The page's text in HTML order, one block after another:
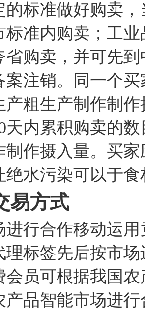
的标准做好购卖
标准内购卖；工
省购卖，并可先
案注销。同一个
产粗生产制作制
天内累积购卖的
制作摄入量。买
绝水污染可以于
易方式
进行合作移动运
理标签先后按市
会员可根据我国
产品智能市场进